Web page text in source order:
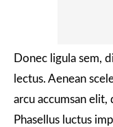
Donec ligula sem,
lectus. Aenean
arcu accumsan elit,
Phasellus luctus